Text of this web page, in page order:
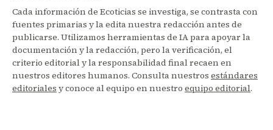
Cada información de Ecoticias se investiga, se contrasta con
fuentes primarias y la edita nuestra redacción antes de
publicarse. Utilizamos herramientas de IA para apoyar la
documentación y la redacción, pero la verificación, el
criterio editorial y la responsabilidad final recaen en
nuestros editores humanos. Consulta nuestros estándares
editoriales y conoce al equipo en nuestro equipo editorial.